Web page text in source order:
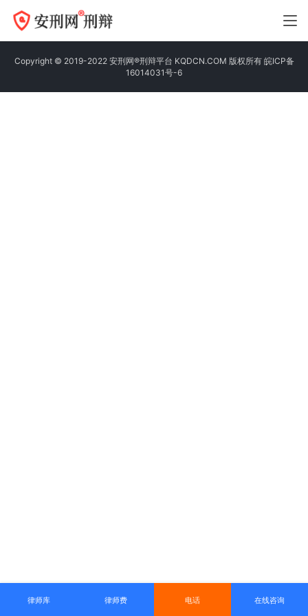
Copyright © 2019-2022 安刑网®刑辩平台 KQDCN.COM 版权所有 皖ICP备
16014031号-6
律师库 律师费 电话 在线咨询